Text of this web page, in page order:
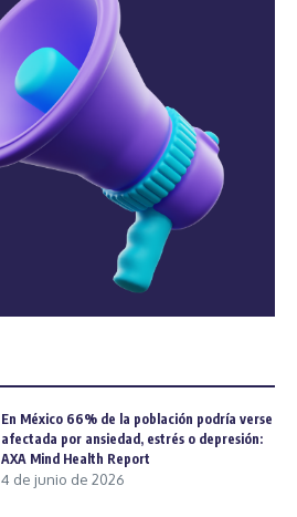
En México 66% de la población podría verse
afectada por ansiedad, estrés o depresión:
AXA Mind Health Report
4 de junio de 2026